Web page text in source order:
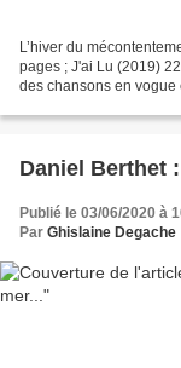
L’hiver du
pages ; J'ai Lu (2019)
des chansons en
Daniel Berthet
Publié le 03/06/2020 à
Par Ghislaine Degache